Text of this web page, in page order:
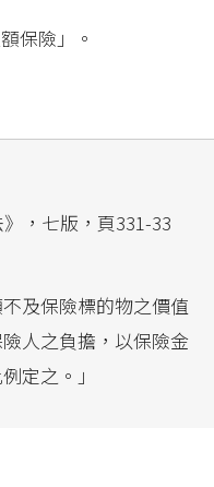
保險」。
，七版，頁331-33
不及保險標的物之價值
人之負擔，以保險金
定之。」